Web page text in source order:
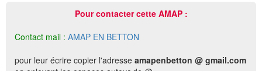
Pour contacter cette AMAP :
Contact mail : AMAP EN BETTON
pour leur écrire copier l'adresse amapenbetton @ gmail.com